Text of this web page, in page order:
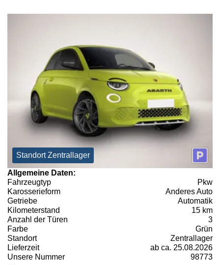
Standort Zentrallager
Allgemeine Daten:
Fahrzeugtyp
Pkw
Karosserieform
Anderes Auto
Getriebe
Automatik
Kilometerstand
15 km
Anzahl der Türen
3
Farbe
Grün
Standort
Zentrallager
Lieferzeit
ab ca. 25.08.2026
Unsere Nummer
98773